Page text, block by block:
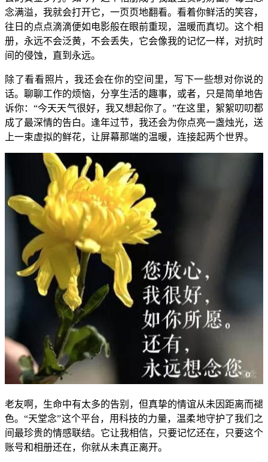
念满溢，我就会打开它，一页页地翻看。看着你鲜活的笑容，
往日的点点滴滴便如电影般在眼前重现，温暖而真切。这个相
册，永远不会泛黄，不会丢失，它会像我的记忆一样，对抗时
间的侵蚀，直到永远。
除了看看照片，我还会在你的空间里，写下一些想对你说的
话。聊聊工作的烦恼，分享生活的趣事，或者，只是简单地告
诉你：“今天天气很好，我又想起你了。”在这里，絮絮叨叨都
成了最深情的告白。逢年过节，我还会为你点亮一盏烛光，送
上一束虚拟的鲜花，让屏幕那端的温暖，连接起两个世界。
老友啊，生命中有太多的告别，但真挚的情谊从未因距离而褪
色。“天堂念”这个平台，用科技的力量，温柔地守护了我们之
间最珍贵的情感联结。它让我相信，只要记忆还在，只要这个
账号和相册还在，你就从未真正离开。